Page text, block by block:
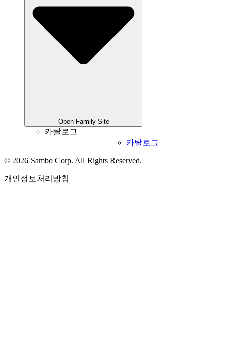
Open Family Site
카탈로그
카탈로그
© 2026 Sambo Corp. All Rights Reserved.
개인정보처리방침